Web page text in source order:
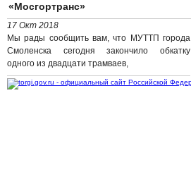
«Мосгортранс»
17 Окт 2018
Мы рады сообщить вам, что МУТТП города
Смоленска сегодня закончило обкатку
одного из двадцати трамваев,